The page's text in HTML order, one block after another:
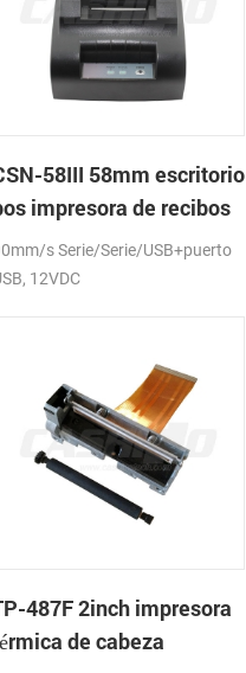
58III 58mm escritorio
impresora de recibos
s Serie/Serie/USB+puerto
12VDC
487F 2inch impresora
de cabeza